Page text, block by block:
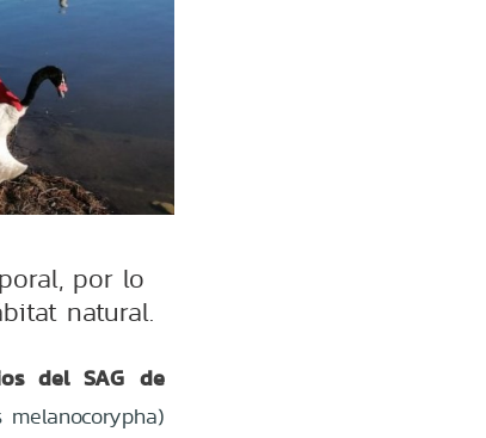
por lo
natural.
del SAG de
melanocorypha)